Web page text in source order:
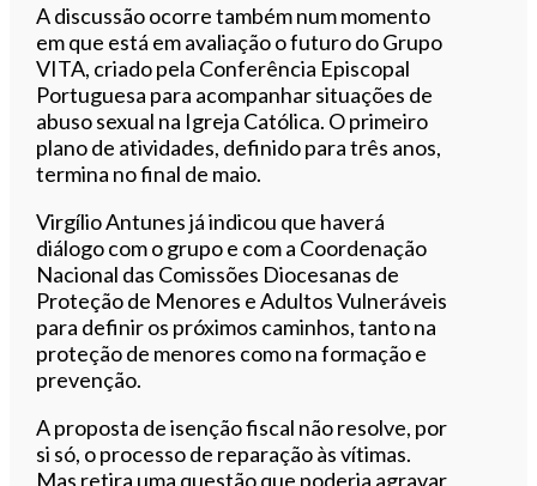
A discussão ocorre também num momento
em que está em avaliação o futuro do Grupo
VITA, criado pela Conferência Episcopal
Portuguesa para acompanhar situações de
abuso sexual na Igreja Católica. O primeiro
plano de atividades, definido para três anos,
termina no final de maio.
Virgílio Antunes já indicou que haverá
diálogo com o grupo e com a Coordenação
Nacional das Comissões Diocesanas de
Proteção de Menores e Adultos Vulneráveis
para definir os próximos caminhos, tanto na
proteção de menores como na formação e
prevenção.
A proposta de isenção fiscal não resolve, por
si só, o processo de reparação às vítimas.
Mas retira uma questão que poderia agravar